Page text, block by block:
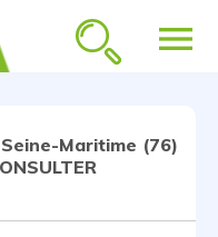
menu
Maritime (76)